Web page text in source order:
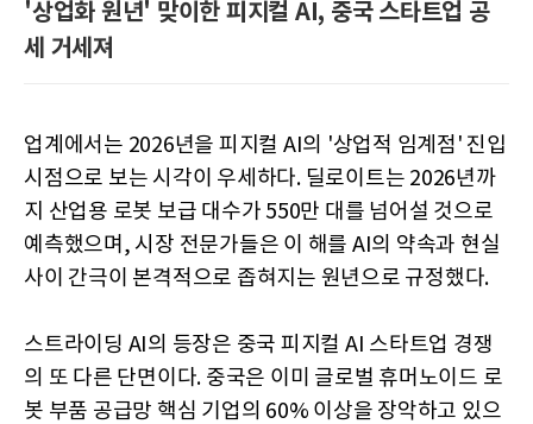
'상업화 원년' 맞이한 피지컬 AI, 중국 스타트업 공
세 거세져
업계에서는 2026년을 피지컬 AI의 '상업적 임계점' 진입
시점으로 보는 시각이 우세하다. 딜로이트는 2026년까
지 산업용 로봇 보급 대수가 550만 대를 넘어설 것으로
예측했으며, 시장 전문가들은 이 해를 AI의 약속과 현실
사이 간극이 본격적으로 좁혀지는 원년으로 규정했다.
스트라이딩 AI의 등장은 중국 피지컬 AI 스타트업 경쟁
의 또 다른 단면이다. 중국은 이미 글로벌 휴머노이드 로
봇 부품 공급망 핵심 기업의 60% 이상을 장악하고 있으